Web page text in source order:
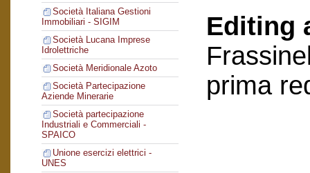
Società Italiana Gestioni
Immobiliari - SIGIM
Società Lucana Imprese
Idrolettriche
Società Meridionale Azoto
Società Partecipazione
Aziende Minerarie
Società partecipazione
Industriali e Commerciali -
SPAICO
Unione esercizi elettrici -
UNES
Editing
prima